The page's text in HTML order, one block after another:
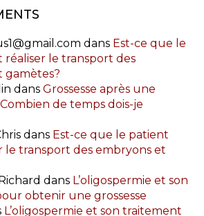
dans Est-ce que le
le transport des
gamètes?
dans Grossesse après une
de temps dois-je
dans Est-ce que le patient
le transport des embryons et
dans L’oligospermie et son
obtenir une grossesse
L’oligospermie et son traitement